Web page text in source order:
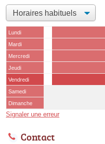
Lundi
Mardi
Mercredi
Jeudi
Vendredi
Samedi
Dimanche
Signaler une erreur
Contact